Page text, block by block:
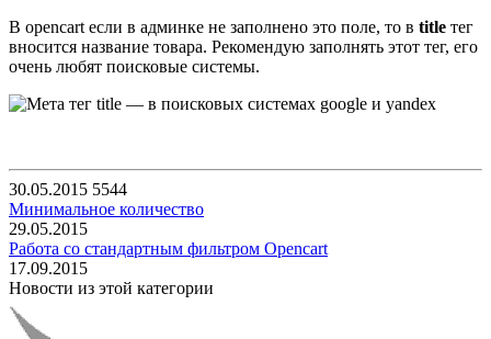
В opencart если в админке нe заполнено это поле, то в title тег
вносится название товара. Рекомендую заполнять этот тег, его
очень любят поисковые системы.
30.05.2015 5544
Минимальное количество
29.05.2015
Работа со стандартным фильтром Opencart
17.09.2015
Новости из этой категории